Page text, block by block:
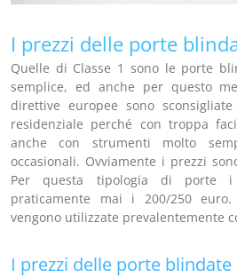
I prezzi delle porte
Quelle di Classe 1 sono le porte
semplice, ed anche per questo
direttive europee sono
residenziale perché con troppa
anche con strumenti molto
occasionali. Ovviamente i prezzi
Per questa tipologia di porte i
praticamente mai i 200/250
vengono utilizzate prevalentemente
I prezzi delle porte blindate